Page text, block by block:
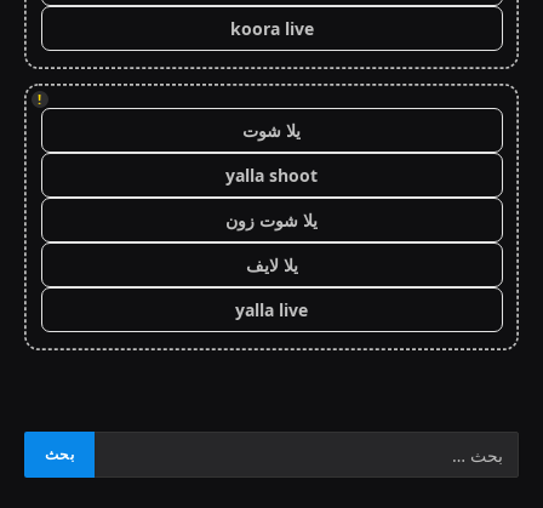
koora live
!
يلا شوت
yalla shoot
يلا شوت زون
يلا لايف
yalla live